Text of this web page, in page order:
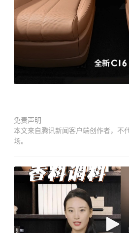
免责声明
本文来自腾讯新闻客户端创作者，不
场。